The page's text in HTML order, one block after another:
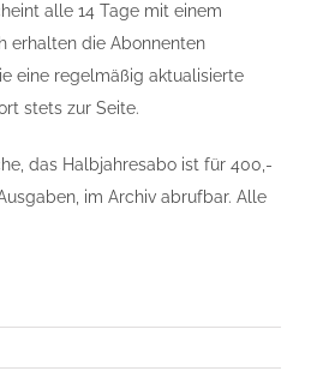
alle 14 Tage mit einem
erhalten die Abonnenten
eine regelmäßig aktualisierte
stets zur Seite.
das Halbjahresabo ist für 400,-
im Archiv abrufbar. Alle